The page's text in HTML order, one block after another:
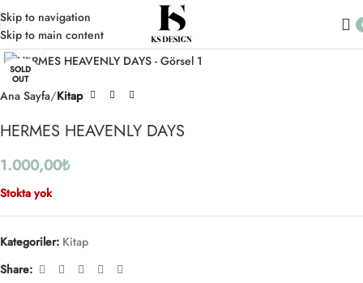
Skip to navigation
Skip to main content
SOLD
OUT
Click to enlarge
Ana Sayfa Kitap
HERMES HEAVENLY DAYS
1.000,00₺
Stokta yok
Kategoriler: Kitap
Share: